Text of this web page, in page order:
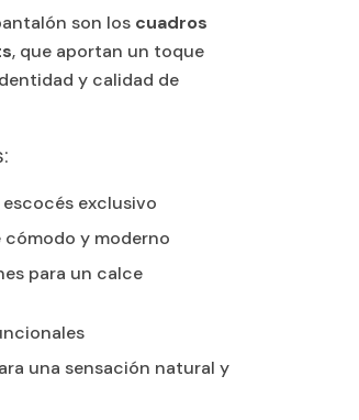
son los cuadros
, que aportan un toque
y calidad de
exclusivo
y moderno
para un calce
una sensación natural y